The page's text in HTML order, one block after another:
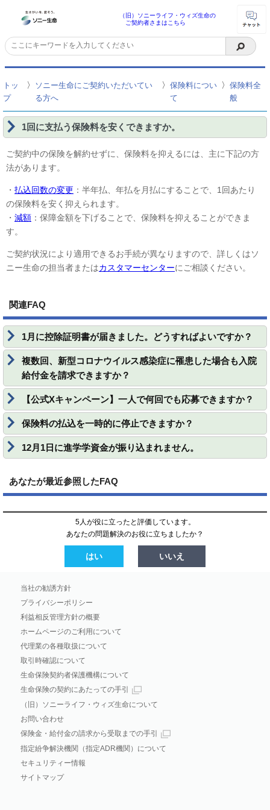
（旧）ソニーライフ・ウィズ生命の
ご契約者さまはこちら
トッ
プ
〉
ソニー生命にご契約いただいてい
る方へ
〉保険料につい
て
〉保険料全
般
1回に支払う保険料を安くできますか。
ご契約中の保険を解約せずに、保険料を抑えるには、主に下記の方
法があります。
・ 払込回数の変更 ：半年払、年払を月払にすることで、1回あたり
の保険料を安く抑えられます。
・ 減額 ：保障金額を下げることで、保険料を抑えることができま
す。
ご契約状況により適用できるお手続が異なりますので、詳しくはソ
ニー生命の担当者またはカスタマーセンターにご相談ください。
関連FAQ
1月に控除証明書が届きました。どうすればよいですか？
複数回、新型コロナウイルス感染症に罹患した場合も入院
給付金を請求できますか？
【公式Xキャンペーン】一人で何回でも応募できますか？
保険料の払込を一時的に停止できますか？
12月1日に進学学資金が振り込まれません。
あなたが最近参照したFAQ
5人が役に立ったと評価しています。
あなたの問題解決のお役に立ちましたか？
はい いいえ
当社の勧誘方針
プライバシーポリシー
利益相反管理方針の概要
ホームページのご利用について
代理業の各種取扱について
取引時確認について
生命保険契約者保護機構について
生命保険の契約にあたっての手引
（旧）ソニーライフ・ウィズ生命について
お問い合わせ
保険金・給付金の請求から受取までの手引
指定紛争解決機関（指定ADR機関）について
セキュリティー情報
サイトマップ